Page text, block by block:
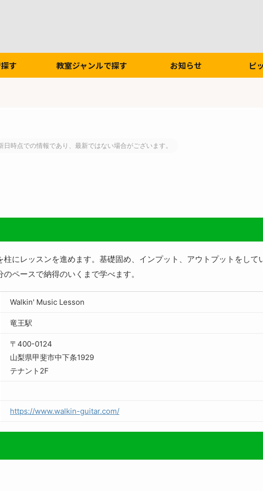
す 教室ジャンルで探す お知らせ ピ
時点での情報であり、最新ではない場合がございます。
にレッスンを進めます。基礎固め、インプット、アウトプットをし
ペースで納得のいくまで学べます。
Walkin' Music Lesson
竜王駅
〒400-0124
山梨県甲斐市中下条1929
テナント2F
https://www.walkin-guitar.com/